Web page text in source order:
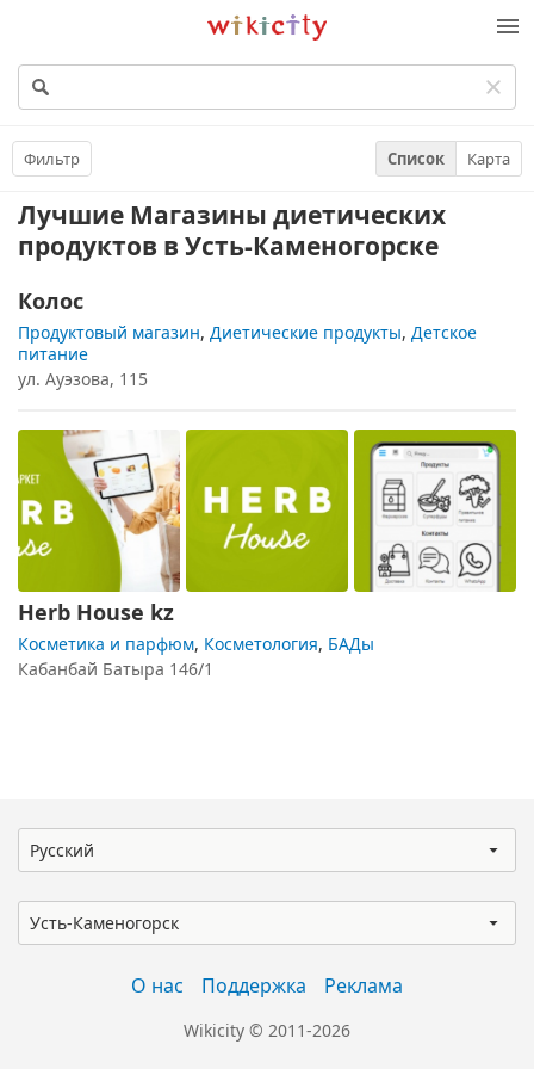
Викисити
Фильтр Список Карта
Лучшие Магазины диетических
продуктов в Усть-Каменогорске
Колос
Продуктовый магазин, Диетические продукты, Детское
питание
ул. Ауэзова, 115
Herb House kz
Косметика и парфюм, Косметология, БАДы
Кабанбай Батыра 146/1
Русский
Усть-Каменогорск
О нас Поддержка Реклама
Wikicity © 2011-2026